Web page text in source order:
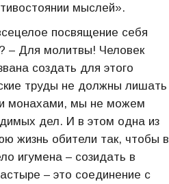
мыслей».
посвящение себя
– Для молитвы! Человек
создать для этого
труды не должны лишать
монахами, мы не можем
дел. И в этом одна из
жизнь обители так, чтобы в
игумена – созидать в
– это соединение с